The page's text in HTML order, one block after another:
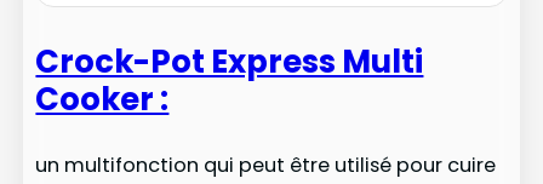
Crock-Pot Express Multi
Cooker :
un multifonction qui peut être utilisé pour cuire